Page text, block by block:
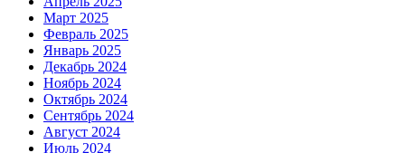
Март 2025
Февраль 2025
Январь 2025
Декабрь 2024
Ноябрь 2024
Октябрь 2024
Сентябрь 2024
Август 2024
Июль 2024